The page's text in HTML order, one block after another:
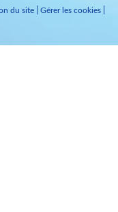
du site
Gérer les cookies